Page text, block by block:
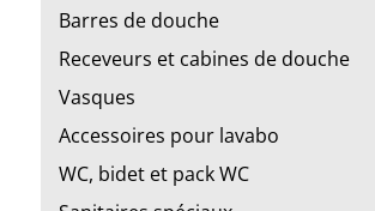
Barres de douche
Receveurs et cabines de douche
Vasques
Accessoires pour lavabo
WC, bidet et pack WC